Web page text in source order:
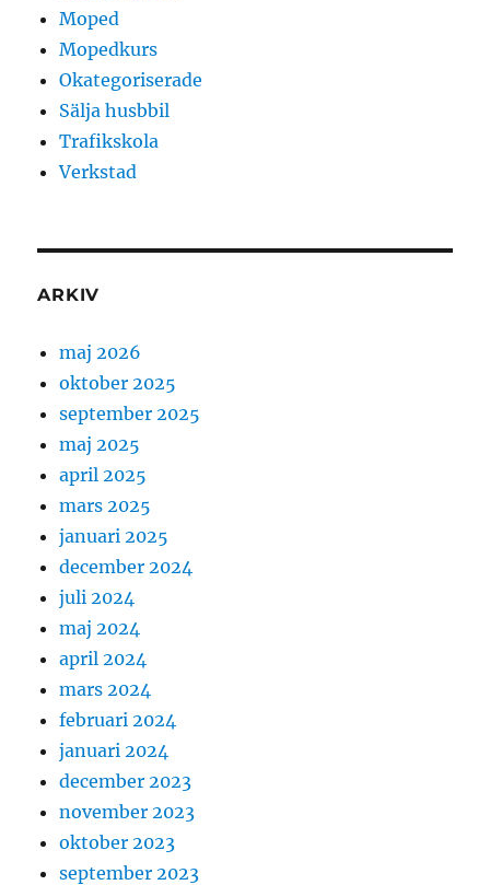
Moped
Mopedkurs
Okategoriserade
Sälja husbbil
Trafikskola
Verkstad
ARKIV
maj 2026
oktober 2025
september 2025
maj 2025
april 2025
mars 2025
januari 2025
december 2024
juli 2024
maj 2024
april 2024
mars 2024
februari 2024
januari 2024
december 2023
november 2023
oktober 2023
september 2023